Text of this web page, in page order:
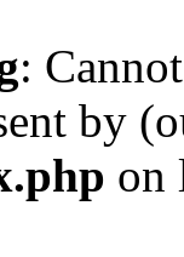
:
by
on